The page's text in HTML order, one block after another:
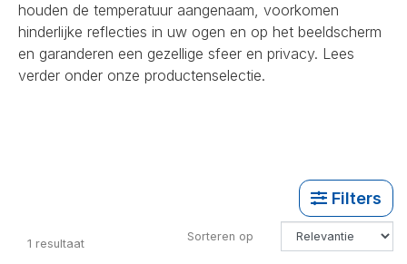
houden de temperatuur aangenaam, voorkomen
hinderlijke reflecties in uw ogen en op het beeldscherm
en garanderen een gezellige sfeer en privacy. Lees
verder onder onze productenselectie.
Filters
1 resultaat Sorteren op